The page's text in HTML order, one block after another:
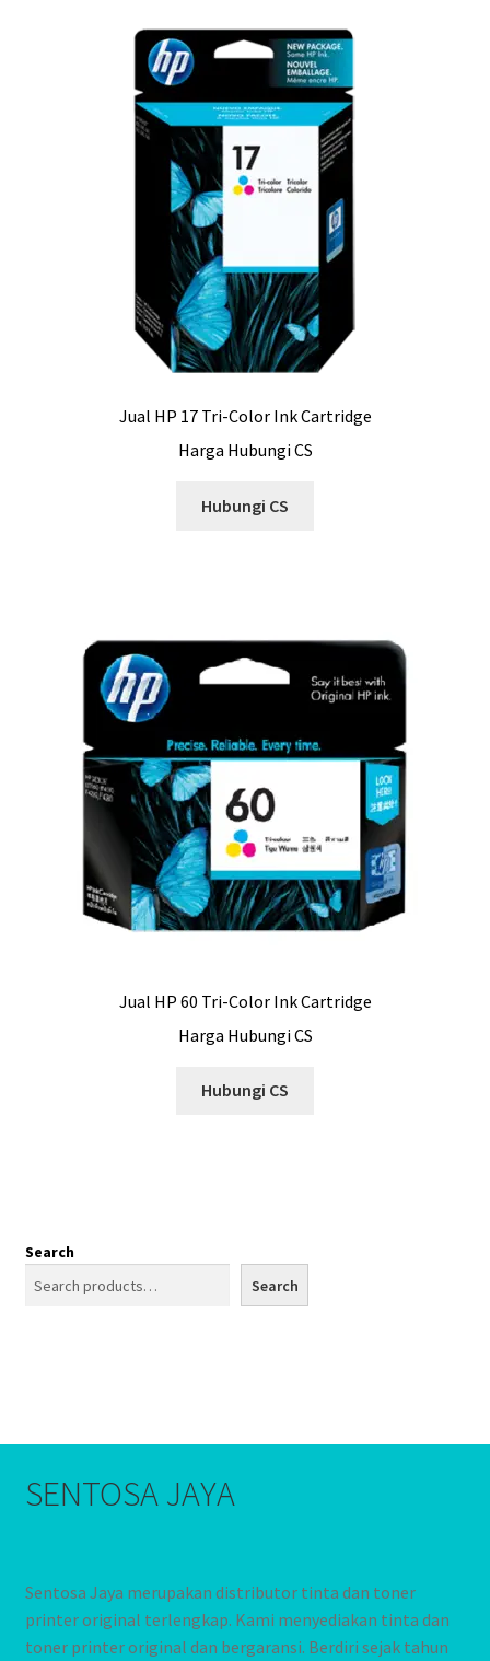
Jual HP 17 Tri-Color Ink Cartridge
Harga Hubungi CS
Hubungi CS
Jual HP 60 Tri-Color Ink Cartridge
Harga Hubungi CS
Hubungi CS
Search
Search
SENTOSA JAYA
Sentosa Jaya merupakan distributor tinta dan toner
printer original terlengkap. Kami menyediakan tinta dan
toner printer original dan bergaransi. Berdiri sejak tahun